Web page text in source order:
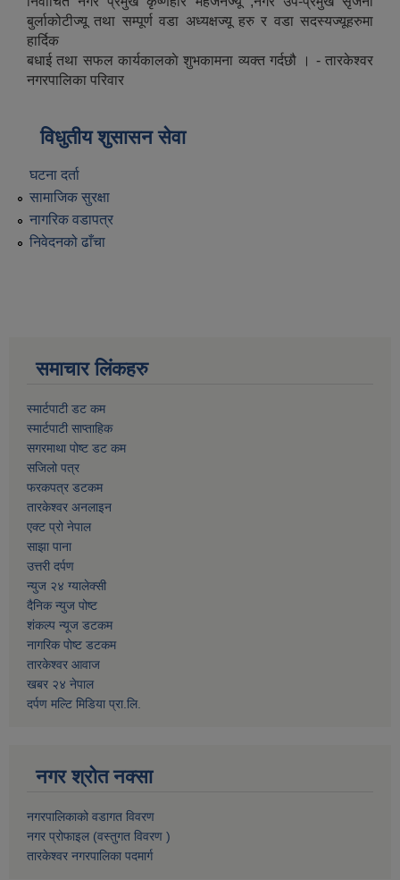
बुर्लाकोटीज्यू तथा सम्पूर्ण वडा अध्यक्षज्यू हरु र वडा सदस्यज्यूहरुमा
हार्दिक
बधाई तथा सफल कार्यकालकाे शुभकामना व्यक्त गर्दछौ । - तारकेश्वर
नगरपालिका परिवार
विधुतीय शुसासन सेवा
घटना दर्ता
सामाजिक सुरक्षा
नागरिक वडापत्र
निवेदनको ढाँचा
समाचार लिंकहरु
स्मार्टपाटी डट कम
स्मार्टपाटी साप्ताहिक
सगरमाथा पोष्ट डट कम
सजिलो पत्र
फरकपत्र डटकम
तारकेश्वर अनलाइन
एक्ट प्रो नेपाल
साझा पाना
उत्तरी दर्पण
न्युज २४ ग्यालेक्सी
दैनिक न्युज पोष्ट
शंकल्प न्यूज डटकम
नागरिक पोष्ट डटकम
तारकेश्वर आवाज
खबर २४ नेपाल
दर्पण मल्टि मिडिया प्रा.लि.
नगर श्रोत नक्सा
नगरपालिकाको वडागत विवरण
नगर प्रोफाइल (वस्तुगत विवरण )
तारकेश्वर नगरपालिका पदमार्ग